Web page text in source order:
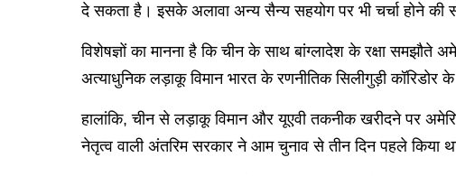
दे सकता है। इसके अलावा अन्य सैन्य सहयोग पर भी चर्चा होने की
विशेषज्ञों का मानना है कि चीन के साथ बांग्लादेश के रक्षा
अत्याधुनिक लड़ाकू विमान भारत के रणनीतिक सिलीगुड़ी कॉरिडोर
हालांकि, चीन से लड़ाकू विमान और यूएवी तकनीक खरीदने पर
नेतृत्व वाली अंतरिम सरकार ने आम चुनाव से तीन दिन पहले किया